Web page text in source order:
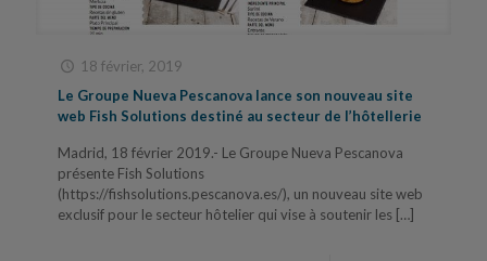
18 février, 2019
Le Groupe Nueva Pescanova lance son nouveau site
web Fish Solutions destiné au secteur de l’hôtellerie
Madrid, 18 février 2019.- Le Groupe Nueva Pescanova
présente Fish Solutions
(https://fishsolutions.pescanova.es/), un nouveau site web
exclusif pour le secteur hôtelier qui vise à soutenir les […]